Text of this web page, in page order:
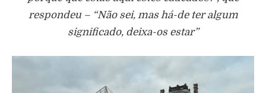
respondeu – “Não sei, mas há-de ter algum
significado, deixa-os estar”